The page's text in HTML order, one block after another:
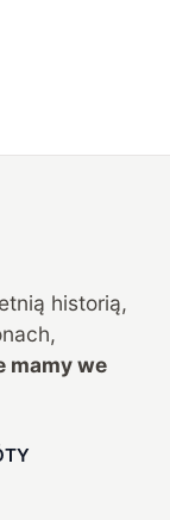
historią,
mamy we